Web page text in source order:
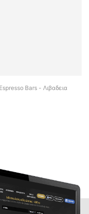
Bars - Λιβαδεια